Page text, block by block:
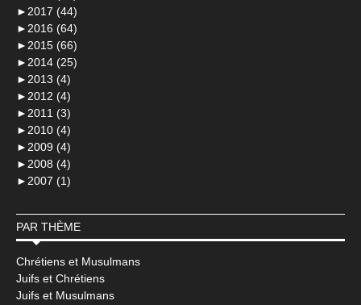
► 2017 (44)
► 2016 (64)
► 2015 (66)
► 2014 (25)
► 2013 (4)
► 2012 (4)
► 2011 (3)
► 2010 (4)
► 2009 (4)
► 2008 (4)
► 2007 (1)
PAR THÈME
Chrétiens et Musulmans
Juifs et Chrétiens
Juifs et Musulmans